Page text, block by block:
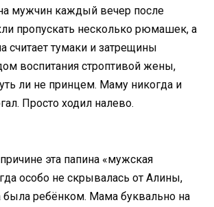
мужчин каждый вечер после
пропускать несколько рюмашек, а
считает тумаки и затрещины
воспитания строптивой жены,
ли не принцем. Маму никогда и
Просто ходил налево.
эта папина «мужская
особо не скрывалась от Алины,
была ребёнком. Мама буквально на